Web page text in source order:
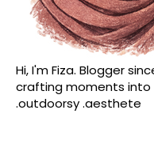
Hi, I'm Fiza. Blogger
crafting moments into
.outdoorsy .aesthete